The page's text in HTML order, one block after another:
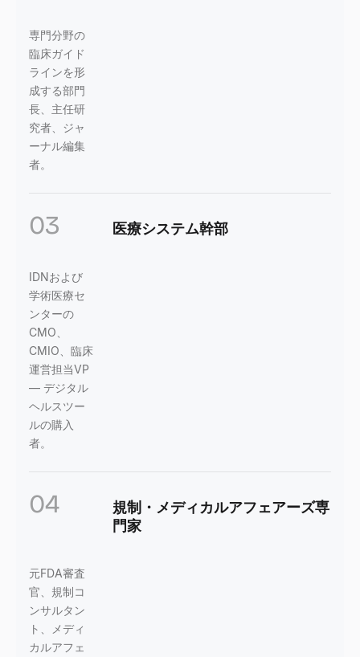
専門分野の
臨床ガイド
ラインを形
成する部門
長、主任研
究者、ジャ
ーナル編集
者。
03 医療システム幹部
IDNおよび
学術医療セ
ンターの
CMO、
CMIO、臨床
運営担当VP
— デジタル
ヘルスツー
ルの購入
者。
04
規制・メディカルアフェアーズ専
門家
元FDA審査
官、規制コ
ンサルタン
ト、メディ
カルアフェ